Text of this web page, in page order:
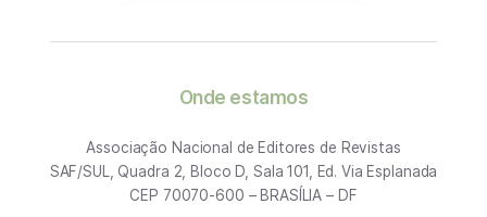
Onde estamos
Associação Nacional de Editores de Revistas
SAF/SUL, Quadra 2, Bloco D, Sala 101, Ed. Via Esplanada
CEP 70070-600 – BRASÍLIA – DF